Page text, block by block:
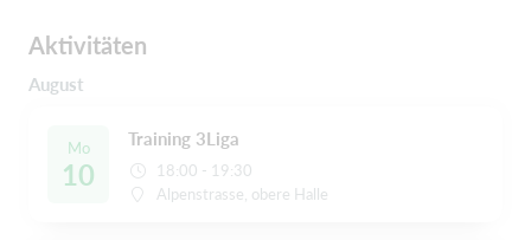
Aktivitäten
August
Mo
10
Training 3Liga
18:00 - 19:30
Alpenstrasse, obere Halle